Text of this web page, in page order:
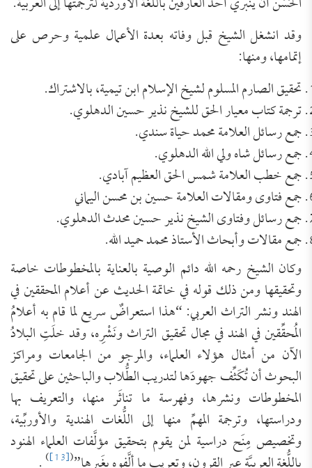
وقد انشغل الشيخ قبل وفاته بعدة الأعمال علمية وحرص على
إتمامها، ومنها:
تحقيق الصارم المسلوم لشيخ الإسلام ابن تيمية، بالاشتراك.
ترجمة كتاب معيار الحق للشيخ نذير حسين الدهلوي.
جمع رسائل العلامة محمد حياة سندي.
جمع رسائل شاه ولي الله الدهلوي.
جمع خطب العلامة شمس الحق العظيم آبادي.
جمع فتاوى ومقالات العلامة حسين بن محسن اليماني
جمع رسائل وفتاوى الشيخ نذير حسين محدث الدهلوي.
جمع مقالات وأبحاث الأستاذ محمد حميد الله.
وكان الشيخ رحمه الله دائم الوصية بالعناية بالمخطوطات خاصة
وتحقيقها ومن ذلك قوله في خاتمة الحديث عن أعلام المحققين في
الهند ونشر التراث العربي: “هذا استعراضٌ سريع لما قام به أعلامُ
المُحقِّقين في الهند في مجال تحقيق التراث ونَشْرِه، وقد خلَتِ البلادُ
الآن من أمثال هؤلاء العلماء، والمرجو من الجامعات ومراكز
البحوث أن تُكَثِّف جهودَها لتدريب الطُّلاب والباحثين على تحقيق
المخطوطات ونشرها، وفهرسة ما تناثَر منها، والتعريف بها
ودراستها، وترجمة المهمِّ منها إلى اللُّغات الهندية والأوربِّية،
وتخصيص مِنَح دراسية لمن يقوم بتحقيق مؤلَّفات العلماء الهنود
(
[13]
)